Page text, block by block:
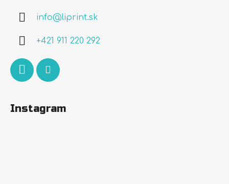
info@liprint.sk
+421 911 220 292
Instagram